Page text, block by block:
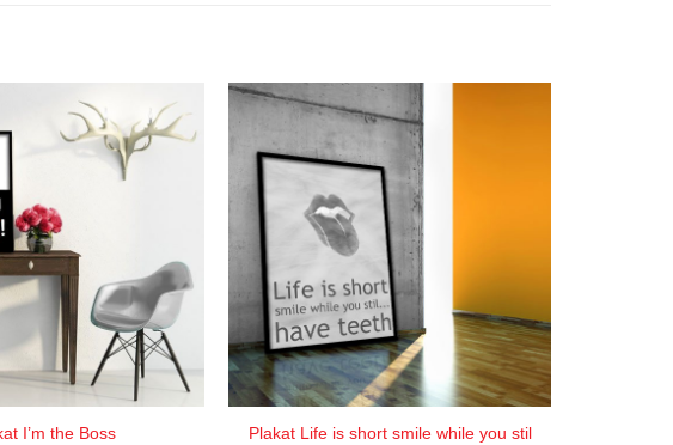
I’m the Boss
Plakat Life is short smile while you stil